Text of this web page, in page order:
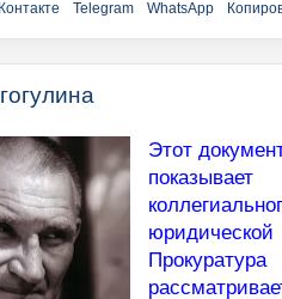
Telegram WhatsApp
Этот